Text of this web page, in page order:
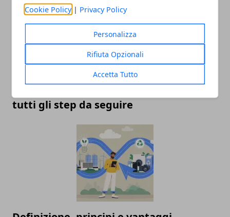
Cookie Policy | Privacy Policy
Personalizza
Rifiuta Opzionali
Accetta Tutto
tutti gli step da seguire